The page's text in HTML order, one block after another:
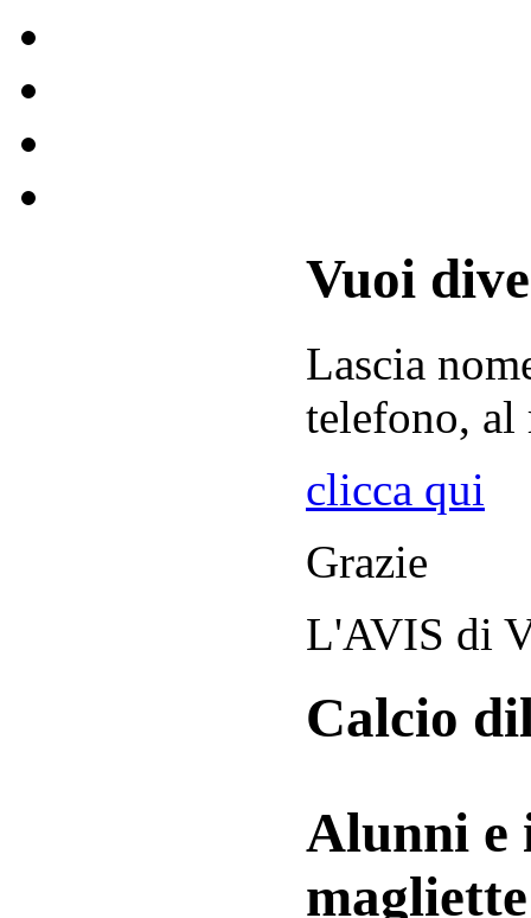
Vuoi
Lascia
telefono, al
clicca qui
Grazie
L'AVIS di
Calcio
Alunni e